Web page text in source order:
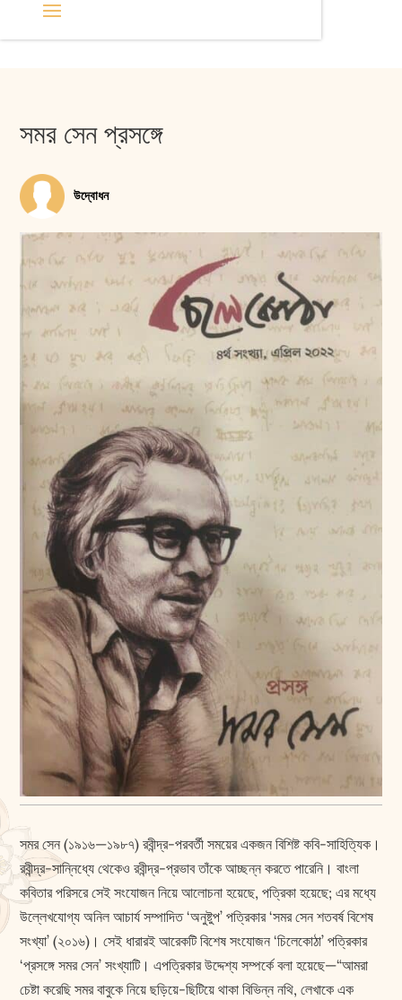
সমর সেন প্রসঙ্গে
উদ্বোধন
সমর সেন (১৯১৬—১৯৮৭) রবীন্দ্র-পরবর্তী সময়ের একজন বিশিষ্ট কবি-সাহিত্যিক।
রবীন্দ্র-সান্নিধ্যে থেকেও রবীন্দ্র-প্রভাব তাঁকে আচ্ছন্ন করতে পারেনি। বাংলা
কবিতার পরিসরে সেই সংযোজন নিয়ে আলোচনা হয়েছে, পত্রিকা হয়েছে; এর মধ্যে
উল্লেখযোগ্য অনিল আচার্য সম্পাদিত ‘অনুষ্টুপ’ পত্রিকার ‘সমর সেন শতবর্ষ বিশেষ
সংখ্যা’ (২০১৬)। সেই ধারারই আরেকটি বিশেষ সংযোজন ‘চিলেকোঠা’ পত্রিকার
‘প্রসঙ্গে সমর সেন’ সংখ্যাটি। এপত্রিকার উদ্দেশ্য সম্পর্কে বলা হয়েছে—“আমরা
চেষ্টা করেছি সমর বাবুকে নিয়ে ছড়িয়ে-ছিটিয়ে থাকা বিভিন্ন নথি, লেখাকে এক